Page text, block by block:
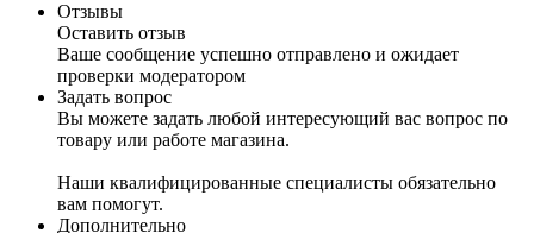
Отзывы
Оставить отзыв
Ваше сообщение успешно отправлено и ожидает
проверки модератором
Задать вопрос
Вы можете задать любой интересующий вас вопрос по
товару или работе магазина.
Наши квалифицированные специалисты обязательно
вам помогут.
Дополнительно